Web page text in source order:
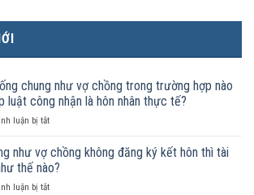
chung như vợ chồng trong trường hợp nào
luật công nhận là hôn nhân thực tế?
luận bị tắtở
nữ
sống
chung
như
như vợ chồng không đăng ký kết hôn thì tài
thế nào?
luận bị tắtở